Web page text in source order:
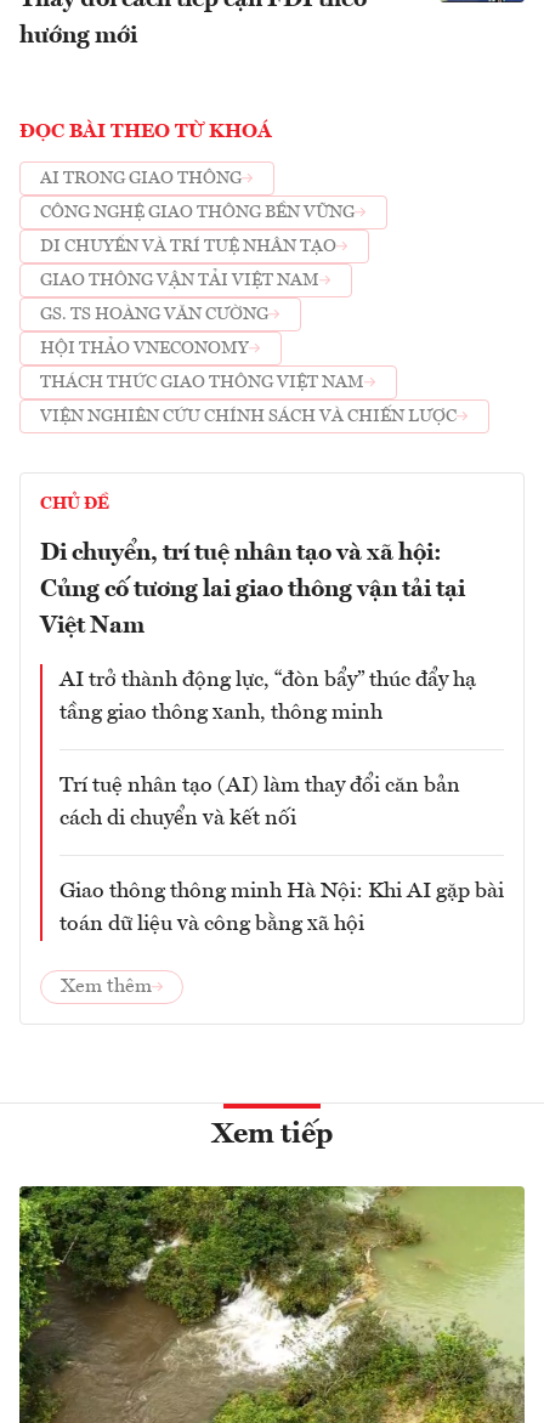
hướng mới
ĐỌC BÀI THEO TỪ KHOÁ
AI TRONG GIAO THÔNG
CÔNG NGHỆ GIAO THÔNG BỀN VỮNG
DI CHUYỂN VÀ TRÍ TUỆ NHÂN TẠO
GIAO THÔNG VẬN TẢI VIỆT NAM
GS. TS HOÀNG VĂN CƯỜNG
HỘI THẢO VNECONOMY
THÁCH THỨC GIAO THÔNG VIỆT NAM
VIỆN NGHIÊN CỨU CHÍNH SÁCH VÀ CHIẾN LƯỢC
CHỦ ĐỀ
Di chuyển, trí tuệ nhân tạo và xã hội:
Củng cố tương lai giao thông vận tải tại
Việt Nam
AI trở thành động lực, “đòn bẩy” thúc đẩy hạ
tầng giao thông xanh, thông minh
Trí tuệ nhân tạo (AI) làm thay đổi căn bản
cách di chuyển và kết nối
Giao thông thông minh Hà Nội: Khi AI gặp bài
toán dữ liệu và công bằng xã hội
Xem thêm
Xem tiếp